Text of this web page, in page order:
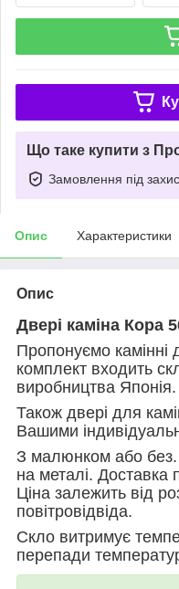
Що таке купити з
Замовлення під
Опис Характеристики
Опис
Двері каміна Кора
Пропонуємо камінні
комплект входить
виробництва Японія.
Також двері для
Вашими
З малюнком або
на металі. Доставка
Ціна залежить від
повітровідвіда.
Скло витримує
перепади